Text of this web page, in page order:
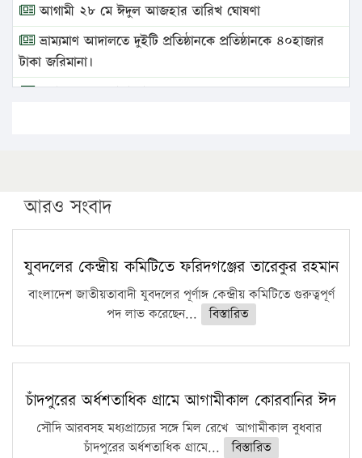
আগামী ২৮ মে ঈদুল আজহার তারিখ ঘোষণা
ভ্রাম্যমাণ আদালতে দুইটি প্রতিষ্ঠানকে প্রতিষ্ঠানকে ৪০হাজার
টাকা জরিমানা।
এবার লঞ্চের ভাড়া বাড়ল
পিএইচডি করছেন কুয়েটের কৃতি…
সারা দেশে বজ্রাঘাতে ১৪ জনের প্রাণহানি
কঠোর হচ্ছে এসএসসি ও এইচএসসি পরীক্ষা
ফরিদগঞ্জে আগুনে পুড়লো ৬ ব্যবসা প্রতিষ্ঠান
আরও সংবাদ
যুবদলের কেন্দ্রীয় কমিটিতে ফরিদগঞ্জের তারেকুর রহমান
বাংলাদেশ জাতীয়তাবাদী যুবদলের পূর্ণাঙ্গ কেন্দ্রীয় কমিটিতে গুরুত্বপূর্ণ
পদ লাভ করেছেন...
বিস্তারিত
চাঁদপুরের অর্ধশতাধিক গ্রামে আগামীকাল কোরবানির ঈদ
সৌদি আরবসহ মধ্যপ্রাচ্যের সঙ্গে মিল রেখে আগামীকাল বুধবার
চাঁদপুরের অর্ধশতাধিক গ্রামে...
বিস্তারিত